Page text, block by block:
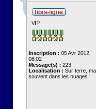
VIP
Inscription : 05 Avr 2012,
08:02
Message(s) : 223
Localisation : Sur terre,
souvent dans les nuages !